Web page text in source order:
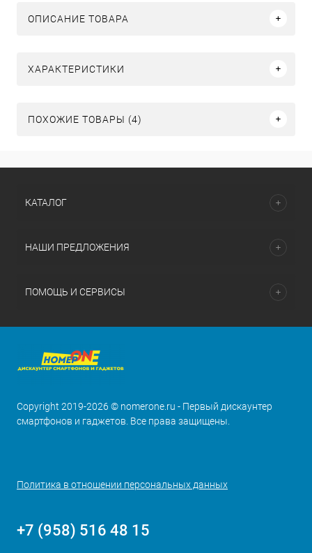
ОПИСАНИЕ ТОВАРА
ХАРАКТЕРИСТИКИ
ПОХОЖИЕ ТОВАРЫ (4)
КАТАЛОГ
НАШИ ПРЕДЛОЖЕНИЯ
ПОМОЩЬ И СЕРВИСЫ
Copyright 2019-2026 © nomerone.ru - Первый дискаунтер
смартфонов и гаджетов. Все права защищены.
Политика в отношении персональных данных
+7 (958) 516 48 15